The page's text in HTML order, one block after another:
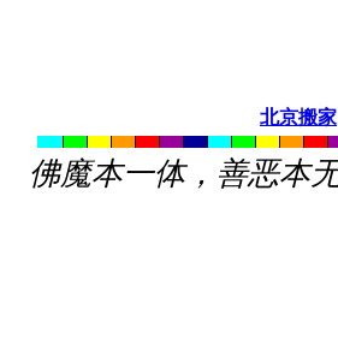
北京搬家
佛魔本一体，善恶本